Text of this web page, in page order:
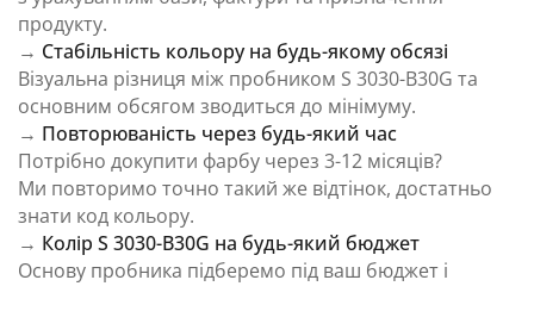
продукту.
→ Стабільність кольору на будь-якому обсязі
Візуальна різниця між пробником S 3030-B30G та
основним обсягом зводиться до мінімуму.
→ Повторюваність через будь-який час
Потрібно докупити фарбу через 3-12 місяців?
Ми повторимо точно такий же відтінок, достатньо
знати код кольору.
→ Колір S 3030-B30G на будь-який бюджет
Основу пробника підберемо під ваш бюджет і